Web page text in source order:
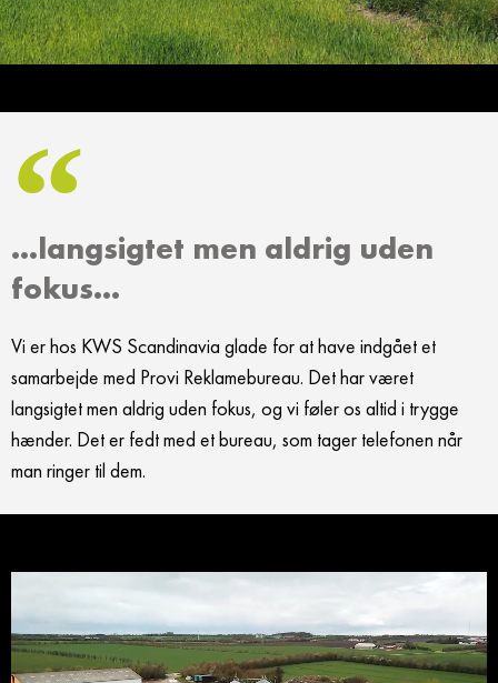
…langsigtet men aldrig uden
fokus…
Vi er hos KWS Scandinavia glade for at have indgået et
samarbejde med Provi Reklamebureau. Det har været
langsigtet men aldrig uden fokus, og vi føler os altid i trygge
hænder. Det er fedt med et bureau, som tager telefonen når
man ringer til dem.